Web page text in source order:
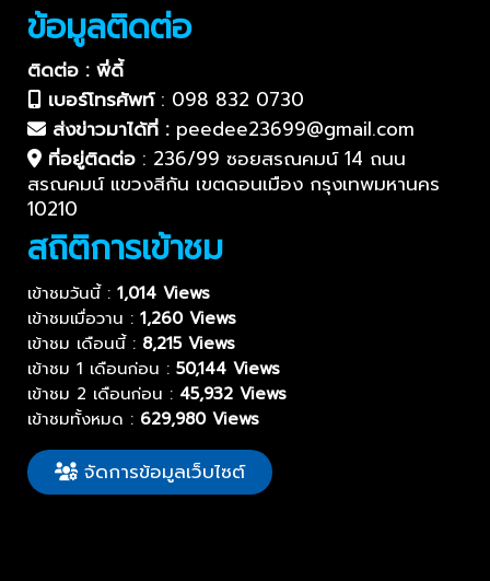
ข้อมูลติดต่อ
ติดต่อ : พี่ดี้
เบอร์โทรศัพท์: 098 832 0730
ส่งข่าวมาได้ที่ : peedee23699@gmail.com
ที่อยู่ติดต่อ : 236/99 ซอยสรณคมน์ 14 ถนน
สรณคมน์ แขวงสีกัน เขตดอนเมือง กรุงเทพมหานคร
10210
สถิติการเข้าชม
เข้าชมวันนี้ : 1,014 Views
เข้าชมเมื่อวาน : 1,260 Views
เข้าชม เดือนนี้ : 8,215 Views
เข้าชม 1 เดือนก่อน : 50,144 Views
เข้าชม 2 เดือนก่อน : 45,932 Views
เข้าชมทั้งหมด : 629,980 Views
จัดการข้อมูลเว็บไซต์